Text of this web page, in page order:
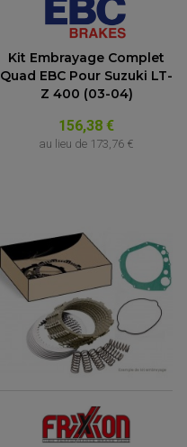
Kit Embrayage Complet
Quad EBC Pour Suzuki LT-
Z 400 (03-04)
156,38 €
au lieu de 173,76 €